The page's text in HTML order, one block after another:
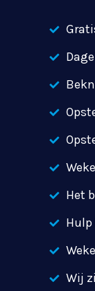
Het
Hulp
Wij